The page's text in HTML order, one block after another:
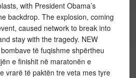
with President Obama’s
backdrop. The explosion, coming
caused network to break into
stay with the tragedy. NEW
të fuqishme shpërtheu
e finishit në maratonën e
vrarë të paktën tre veta mes tyre